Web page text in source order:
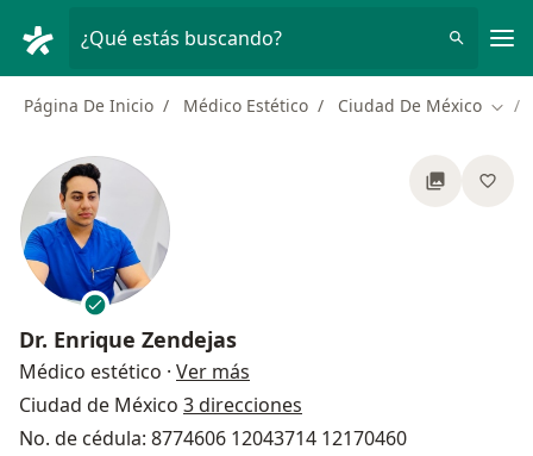
¿Qué estás buscando?
Página De Inicio Médico Estético Ciudad De México
Dr. Enrique Zendejas
Médico estético · Ver más
Ciudad de México 3 direcciones
No. de cédula: 8774606 12043714 12170460